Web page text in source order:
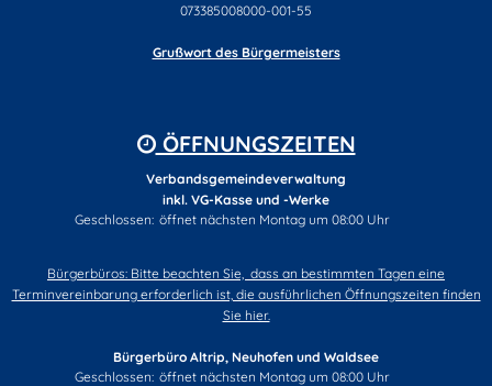
073385008000-001-55
Grußwort des Bürgermeisters
ÖFFNUNGSZEITEN
Verbandsgemeindeverwaltung
inkl. VG-Kasse und -Werke
Klicken, um weitere Öffnungs- oder Schließzeiten auszublenden
Geschlossen: öffnet nächsten Montag um 08:00 Uhr
Bürgerbüros: Bitte beachten Sie, dass an bestimmten Tagen eine
Terminvereinbarung erforderlich ist, die ausführlichen Öffnungszeiten finden
Sie hier.
Bürgerbüro Altrip, Neuhofen und Waldsee
Klicken, um weitere Öffnungs- oder Schließzeiten auszublenden
Geschlossen: öffnet nächsten Montag um 08:00 Uhr